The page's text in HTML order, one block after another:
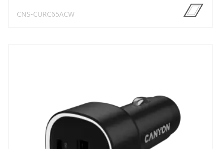
CNS-CURC65ACW